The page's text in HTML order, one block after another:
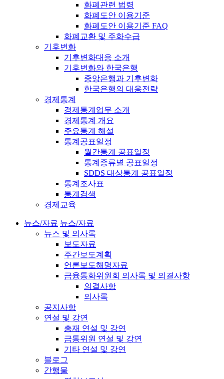
화폐관련 법령
화폐도안 이용기준
화폐도안 이용기준 FAQ
화폐교환 및 주화수급
기후변화
기후변화대응 소개
기후변화와 한국은행
중앙은행과 기후변화
한국은행의 대응전략
경제통계
경제통계업무 소개
경제통계 개요
주요통계 해설
통계공표일정
월간통계 공표일정
통계종류별 공표일정
SDDS 대상통계 공표일정
통계조사표
통계검색
경제교육
뉴스/자료 뉴스/자료
뉴스 및 의사록
보도자료
주간보도계획
언론보도해명자료
금융통화위원회 의사록 및 의결사항
의결사항
의사록
공지사항
연설 및 강연
총재 연설 및 강연
금통위원 연설 및 강연
기타 연설 및 강연
블로그
간행물